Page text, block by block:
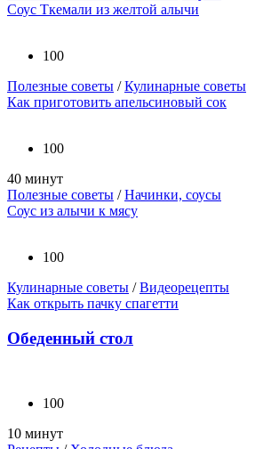
Соус Ткемали из желтой алычи
100
Полезные советы /Кулинарные советы
Как приготовить апельсиновый сок
100
40 минут
Полезные советы /Начинки, соусы
Соус из алычи к мясу
100
Кулинарные советы /Видеорецепты
Как открыть пачку спагетти
Обеденный стол
100
10 минут